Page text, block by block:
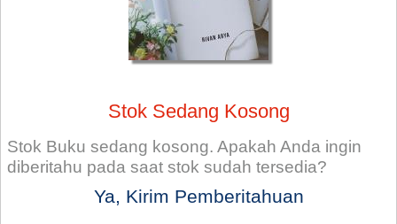
Stok Sedang Kosong
Stok Buku sedang kosong. Apakah Anda ingin
diberitahu pada saat stok sudah tersedia?
Ya, Kirim Pemberitahuan